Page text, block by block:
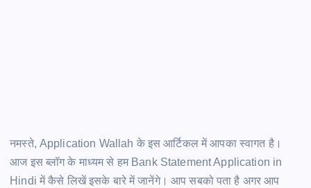
नमस्ते, Application Wallah के इस आर्टिकल में आपका स्वागत है।
आज इस ब्लॉग के माध्यम से हम Bank Statement Application in
Hindi में कैसे लिखें इसके बारे में जानेंगे। आप सबको पता है अगर आप